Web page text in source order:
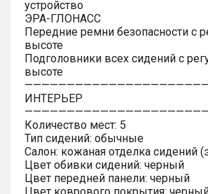
устройство
ЭРА-ГЛОНАСС
Передние ремни безопасности с
высоте
Подголовники всех сидений с
высоте
ИНТЕРЬЕР
Количество мест: 5
Тип сидений: обычные
Салон: кожаная отделка сидений
Цвет обивки сидений: черный
Цвет передней панели: черный
Цвет коврового покрытия: